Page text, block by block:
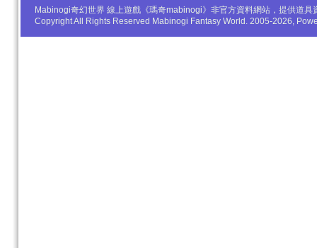
Mabinogi奇幻世界 線上遊戲《瑪奇mabinogi》非官方資料網站，提供道
Copyright All Rights Reserved Mabinogi Fantasy World. 2005-2026,